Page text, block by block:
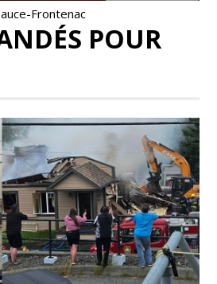
Frontenac
POUR